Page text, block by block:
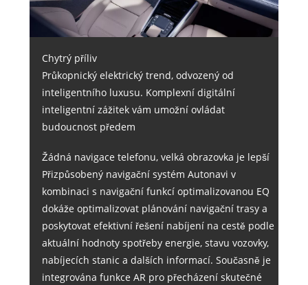
Chytrý příliv
Průkopnický elektrický trend, odvozený od
inteligentního luxusu. Komplexní digitální
inteligentní zážitek vám umožní ovládat
budoucnost předem
Žádná navigace telefonu, velká obrazovka je lepší
Přizpůsobený navigační systém Autonavi v
kombinaci s navigační funkcí optimalizovanou EQ
dokáže optimalizovat plánování navigační trasy a
poskytovat efektivní řešení nabíjení na cestě podle
aktuální hodnoty spotřeby energie, stavu vozovky,
nabíjecích stanic a dalších informací. Současně je
integrována funkce AR pro přecházení skutečné